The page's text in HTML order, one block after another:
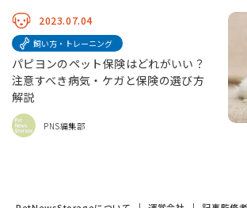
2023.07.04
飼い方・トレーニング
パピヨンのペット保険はどれがいい？
注意すべき病気・ケガと保険の選び方
解説
PNS編集部